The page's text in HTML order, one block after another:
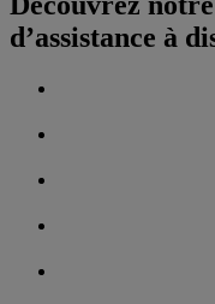
d’assistance à